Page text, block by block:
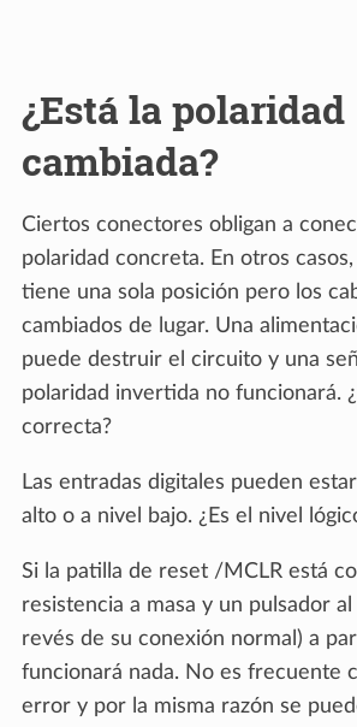
¿Está la polaridad
cambiada?
Ciertos conectores obligan a
polaridad concreta. En otros
tiene una sola posición pero los
cambiados de lugar. Una
puede destruir el circuito y una
polaridad invertida no funcionará.
correcta?
Las entradas digitales pueden
alto o a nivel bajo. ¿Es el nivel
Si la patilla de reset /MCLR está
resistencia a masa y un pulsador al
revés de su conexión normal) a
funcionará nada. No es frecuente
error y por la misma razón se